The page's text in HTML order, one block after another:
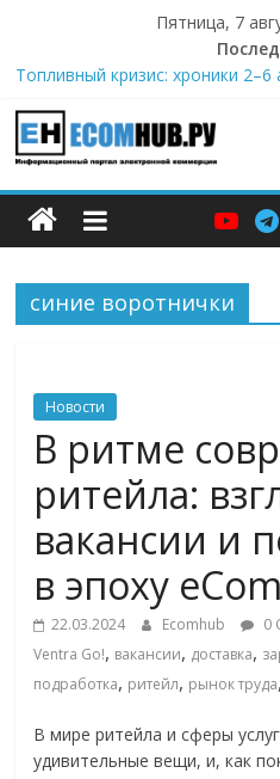
содержимому
Пятница, 7
Топливный кризис: хроники
Wildberries начал выносить
И тут я во всём белом —
БПЛА снова атаковали склад
Пожар усиливается
—
о
E-
ритейле,
синие воротнички
Новости
В ритме
ритейла:
вакансии и
в эпоху
22.03.2024 Ecomhub 0
Ventra Go!, вакансии, доставка,
подработка, ритейл, рынок труда,
В мире ритейла и сферы
удивительные вещи, и, как